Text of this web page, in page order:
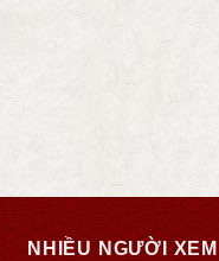
NHIỀU NGƯỜI XEM